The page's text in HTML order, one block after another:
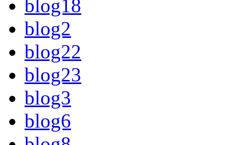
blog18
blog2
blog22
blog23
blog3
blog6